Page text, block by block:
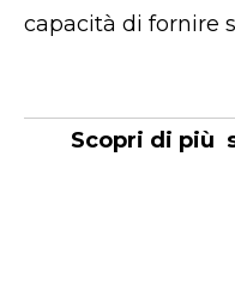
capacità di fornire
Scopri di più